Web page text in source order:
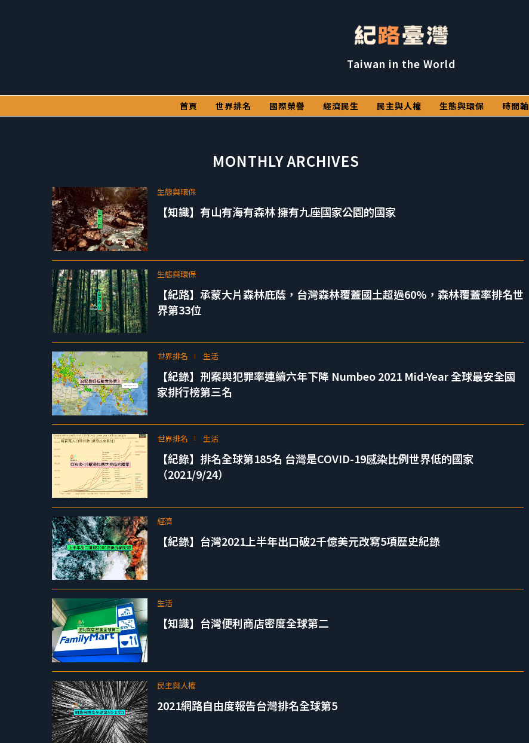
Taiwan in the World
首頁 世界排名 國際榮譽 經濟民生 民主與人權 生態與環保 時間軸
MONTHLY ARCHIVES
生態與環保
【知識】有山有海有森林 擁有九座國家公園的國家
生態與環保
【紀路】承蒙大片森林庇蔭，台灣森林覆蓋國土超過60%，森林覆蓋率排名世
界第33位
世界排名 生活
【紀錄】刑案與犯罪率連續六年下降 Numbeo 2021 Mid-Year 全球最安全國
家排行榜第三名
世界排名 生活
【紀錄】排名全球第185名 台灣是COVID-19感染比例世界低的國家
（2021/9/24）
經濟
【紀錄】台灣2021上半年出口破2千億美元改寫5項歷史紀錄
生活
【知識】台灣便利商店密度全球第二
民主與人權
2021網路自由度報告台灣排名全球第5